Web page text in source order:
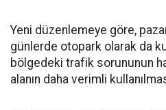
Yeni düzenlemeye göre,
günlerde otopark olarak da
bölgedeki trafik sorununun
alanın daha verimli